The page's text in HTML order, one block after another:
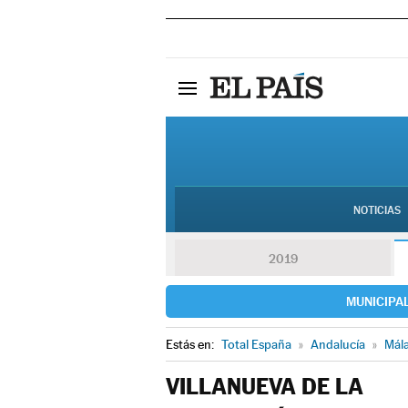
NOTICIAS
2019
Estás en: Total España » Andalucía »
VILLANUEVA DE LA